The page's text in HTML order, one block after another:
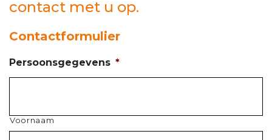
contact met u op.
Contactformulier
Persoonsgegevens *
Voornaam